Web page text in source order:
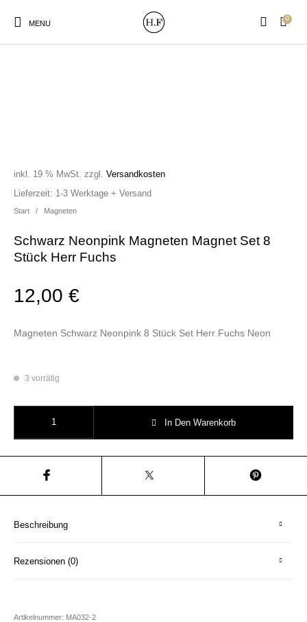
MENU
0
Gutscheine Kissen
Print:
Poster&Notizbücher
Strudia-Kampfkunst
für den Kopf
Start / Magneten
Schwarz Neonpink Magneten Magnet Set 8
Stück Herr Fuchs
12,00€
inkl. 19 % MwSt. zzgl.Versandkosten
Magneten Schwarz Neonpink 8 Stück Set Herr Fuchs Neon
Lieferzeit: 1-3 Werktage + Versand
3 vorrätig
In Den Warenkorb
Beschreibung
Rezensionen (0)
Artikelnummer: MA032-2